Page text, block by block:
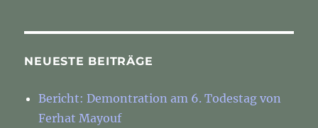
NEUESTE BEITRÄGE
Bericht: Demontration am 6. Todestag von
Ferhat Mayouf